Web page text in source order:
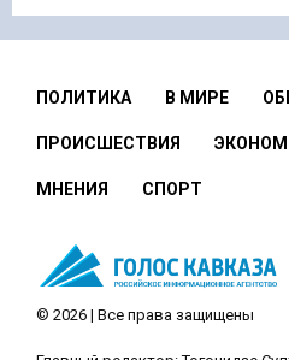
ПОЛИТИКА В МИРЕ
ПРОИСШЕСТВИЯ
МНЕНИЯ СПОРТ
© 2026 | Все права защищены